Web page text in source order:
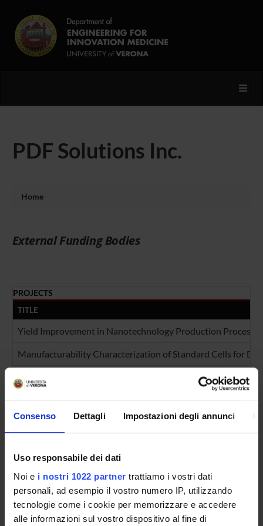
Consenso Dettagli Impostazioni degli annunci
Uso responsabile dei dati
Noi e i nostri 1022 partner trattiamo i vostri dati
personali, ad esempio il vostro numero IP, utilizzando
tecnologie come i cookie per memorizzare e accedere
alle informazioni sul vostro dispositivo al fine di
PDF Solutions Inc.
Home
External Funding Bodies
PROJECTS
TITLE
Yield Improvement in Nanotechnology Production Process
Manufacturability Characterization of Standard Cells for
FOUNDING NUMBERS
YEAR
NUMBER
2007
Contacts